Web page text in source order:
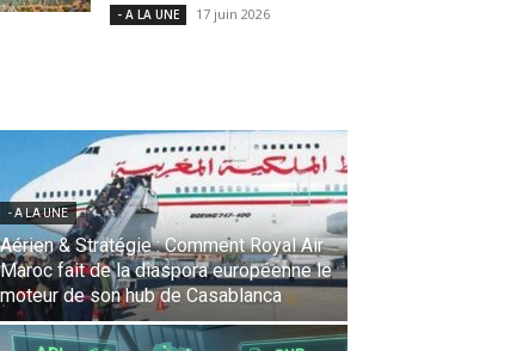
- A LA UNE 17 juin 2026
- A LA UNE
Une Révolution Stratégique à l’IATA :
Saadia Zahidi nommée Directrice
Générale